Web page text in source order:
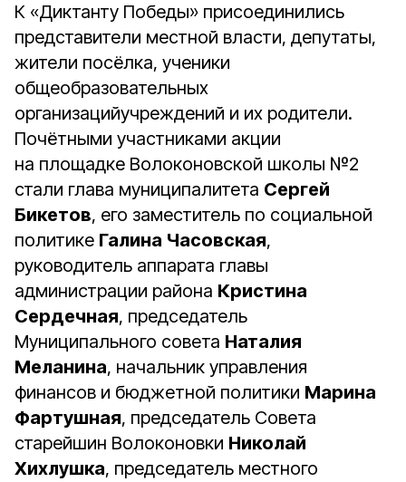
К «Диктанту Победы» присоединились
представители местной власти, депутаты,
жители посёлка, ученики
общеобразовательных
организацийучреждений и их родители.
Почётными участниками акции
на площадке Волоконовской школы №2
стали глава муниципалитета Сергей
Бикетов, его заместитель по социальной
политике Галина Часовская,
руководитель аппарата главы
администрации района Кристина
Сердечная, председатель
Муниципального совета Наталия
Меланина, начальник управления
финансов и бюджетной политики Марина
Фартушная, председатель Совета
старейшин Волоконовки Николай
Хихлушка, председатель местного